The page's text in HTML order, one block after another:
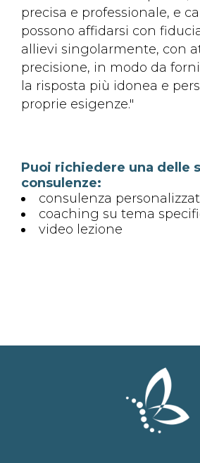
precisa e professionale, e
possono affidarsi con
allievi singolarmente, con
precisione, in modo da
la risposta più idonea e
proprie esigenze."
Puoi richiedere una delle
consulenze:
consulenza
coaching su tema
video lezione